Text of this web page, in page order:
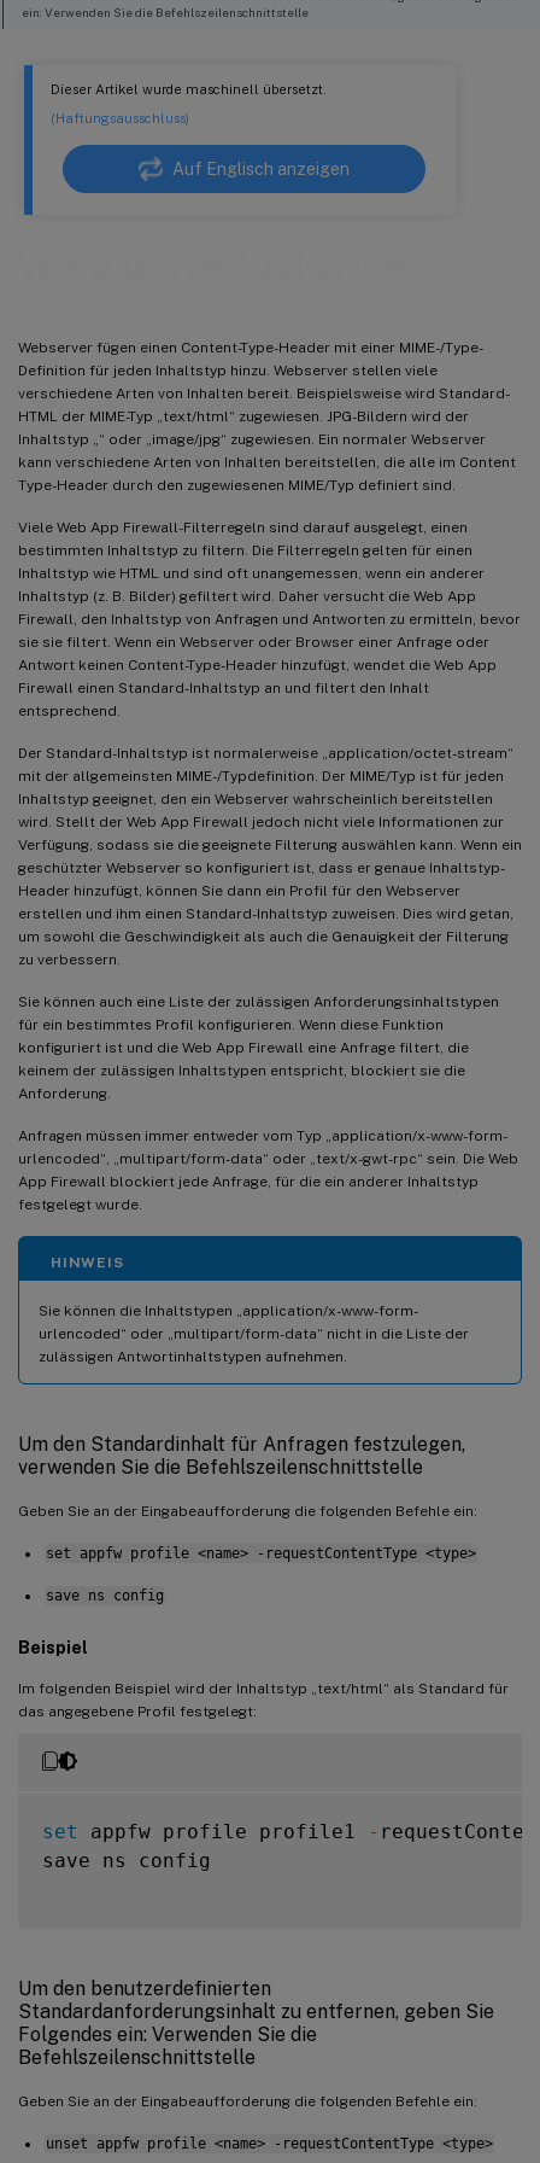
Dieser Artikel wurde maschinell übersetzt.
(Haftungsausschluss)
Auf Englisch anzeigen
Webserver fügen einen Content-Type-Header mit einer MIME-/Type-
Definition für jeden Inhaltstyp hinzu. Webserver stellen viele
verschiedene Arten von Inhalten bereit. Beispielsweise wird Standard-
HTML der MIME-Typ „text/html“ zugewiesen. JPG-Bildern wird der
Inhaltstyp „“ oder „image/jpg“ zugewiesen. Ein normaler Webserver
kann verschiedene Arten von Inhalten bereitstellen, die alle im Content
Type-Header durch den zugewiesenen MIME/Typ definiert sind.
Viele Web App Firewall-Filterregeln sind darauf ausgelegt, einen
bestimmten Inhaltstyp zu filtern. Die Filterregeln gelten für einen
Inhaltstyp wie HTML und sind oft unangemessen, wenn ein anderer
Inhaltstyp (z. B. Bilder) gefiltert wird. Daher versucht die Web App
Firewall, den Inhaltstyp von Anfragen und Antworten zu ermitteln, bevor
sie sie filtert. Wenn ein Webserver oder Browser einer Anfrage oder
Antwort keinen Content-Type-Header hinzufügt, wendet die Web App
Firewall einen Standard-Inhaltstyp an und filtert den Inhalt
entsprechend.
Der Standard-Inhaltstyp ist normalerweise „application/octet-stream“
mit der allgemeinsten MIME-/Typdefinition. Der MIME/Typ ist für jeden
Inhaltstyp geeignet, den ein Webserver wahrscheinlich bereitstellen
wird. Stellt der Web App Firewall jedoch nicht viele Informationen zur
Verfügung, sodass sie die geeignete Filterung auswählen kann. Wenn ein
geschützter Webserver so konfiguriert ist, dass er genaue Inhaltstyp-
Header hinzufügt, können Sie dann ein Profil für den Webserver
erstellen und ihm einen Standard-Inhaltstyp zuweisen. Dies wird getan,
um sowohl die Geschwindigkeit als auch die Genauigkeit der Filterung
zu verbessern.
Sie können auch eine Liste der zulässigen Anforderungsinhaltstypen
für ein bestimmtes Profil konfigurieren. Wenn diese Funktion
konfiguriert ist und die Web App Firewall eine Anfrage filtert, die
keinem der zulässigen Inhaltstypen entspricht, blockiert sie die
Anforderung.
Anfragen müssen immer entweder vom Typ „application/x-www-form-
urlencoded“, „multipart/form-data“ oder „text/x-gwt-rpc“ sein. Die Web
App Firewall blockiert jede Anfrage, für die ein anderer Inhaltstyp
festgelegt wurde.
HINWEIS
Sie können die Inhaltstypen „application/x-www-form-
urlencoded“ oder „multipart/form-data“ nicht in die Liste der
zulässigen Antwortinhaltstypen aufnehmen.
Um den Standardinhalt für Anfragen festzulegen,
verwenden Sie die Befehlszeilenschnittstelle
Geben Sie an der Eingabeaufforderung die folgenden Befehle ein:
set appfw profile <name> -requestContentType <type>
save ns config
Beispiel
Im folgenden Beispiel wird der Inhaltstyp „text/html“ als Standard für
das angegebene Profil festgelegt:
set appfw profile profile1 -
save ns config
Um den benutzerdefinierten
Standardanforderungsinhalt zu entfernen, geben Sie
Folgendes ein: Verwenden Sie die
Befehlszeilenschnittstelle
Geben Sie an der Eingabeaufforderung die folgenden Befehle ein:
unset appfw profile <name> -requestContentType <type>
ein: Verwenden Sie die Befehlszeilenschnittstelle
zulässigen Inhaltstypen hinzu
So entfernen Sie mithilfe der Befehlszeilenschnittstelle einen Inhaltstyp aus der Liste der
zulässigen Inhaltstypen
URL-codierte und aus mehreren Formularen bestehende Inhaltstypen verwalten
Um die standardmäßigen und erlaubten Inhaltstypen mithilfe der GUI zu verwalten
So verwalten Sie die Inhaltstypen Urlencoded und MultiPart-Form mithilfe der NetScaler-